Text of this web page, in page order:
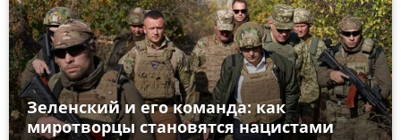
Зеленский и его команда: как
миротворцы становятся нацистами